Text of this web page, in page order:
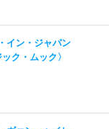
イン・ジャパン
ク・ムック〉